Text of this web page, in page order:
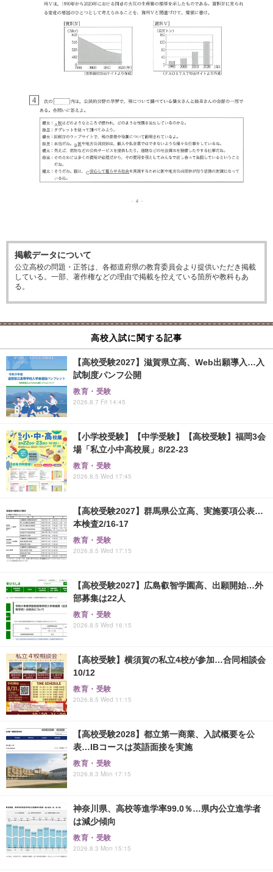
掲載データについて
公立高校の問題・正答は、各都道府県の教育委員会より提供いただき掲載
している。一部、著作権などの理由で掲載を控えている箇所や教科もあ
る。
高校入試に関する記事
【高校受験2027】滋賀県立高、Web出願導入…入
試制度パンフ公開
教育・受験
2026.8.7 Fri 14:45
【小学校受験】【中学受験】【高校受験】福岡3会
場「私立小中高校展」8/22-23
教育・受験
2026.8.5 Wed 17:45
【高校受験2027】群馬県公立高、実施要項公表…
本検査2/16-17
教育・受験
2026.8.5 Wed 17:15
【高校受験2027】広島叡智学園高、出願開始…外
部募集は22人
教育・受験
2026.8.5 Wed 16:15
【高校受験】横須賀の私立4校が参加…合同相談会
10/12
教育・受験
2026.8.5 Wed 11:15
【高校受験2028】都立第一商業、入試概要を公
表…IBコースは英語面接を実施
教育・受験
2026.8.3 Mon 17:15
神奈川県、高校等進学率99.0％…県内公立進学者
は減少傾向
教育・受験
2026.8.3 Mon 15:15